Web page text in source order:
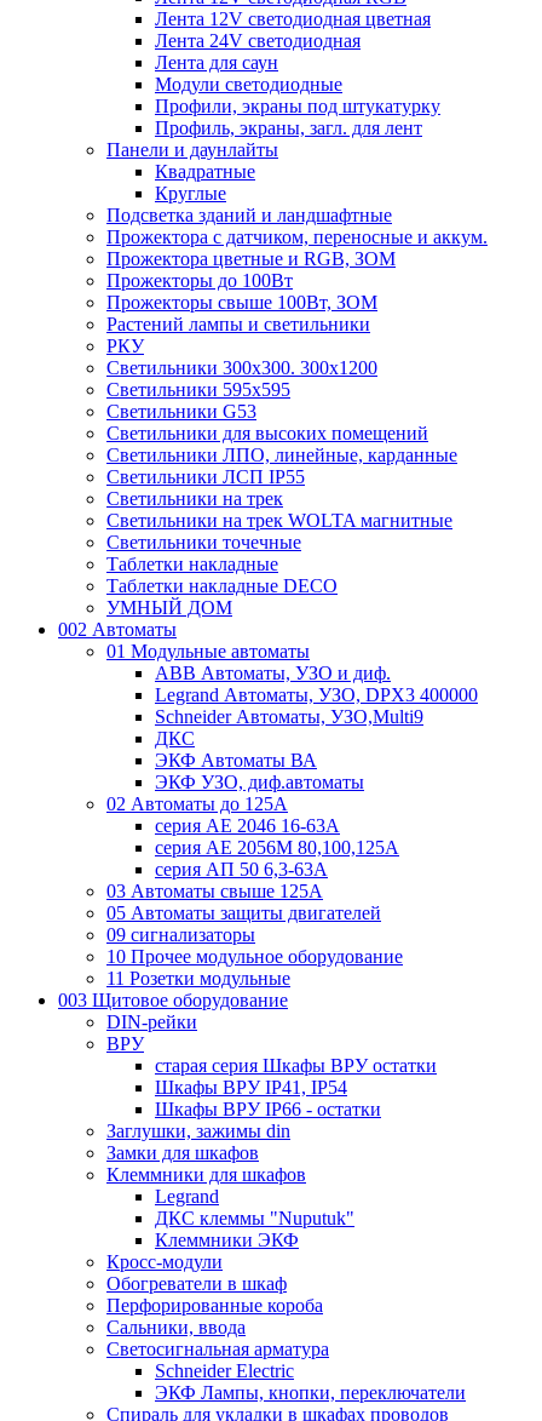
Лента 12V светодиодная цветная
Лента 24V светодиодная
Лента для саун
Модули светодиодные
Профили, экраны под штукатурку
Профиль, экраны, загл. для лент
Панели и даунлайты
Квадратные
Круглые
Подсветка зданий и ландшафтные
Прожектора с датчиком, переносные и аккум.
Прожектора цветные и RGB, ЗОМ
Прожекторы до 100Вт
Прожекторы свыше 100Вт, ЗОМ
Растений лампы и светильники
РКУ
Светильники 300х300. 300х1200
Светильники 595х595
Светильники G53
Светильники для высоких помещений
Светильники ЛПО, линейные, карданные
Светильники ЛСП IP55
Светильники на трек
Светильники на трек WOLTA магнитные
Светильники точечные
Таблетки накладные
Таблетки накладные DECO
УМНЫЙ ДОМ
002 Автоматы
01 Модульные автоматы
ABB Автоматы, УЗО и диф.
Legrand Автоматы, УЗО, DPX3 400000
Schneider Автоматы, УЗО,Multi9
ДКС
ЭКФ Автоматы ВА
ЭКФ УЗО, диф.автоматы
02 Автоматы до 125А
серия АЕ 2046 16-63А
серия АЕ 2056М 80,100,125А
серия АП 50 6,3-63А
03 Автоматы свыше 125А
05 Автоматы защиты двигателей
09 сигнализаторы
10 Прочее модульное оборудование
11 Розетки модульные
003 Щитовое оборудование
DIN-рейки
ВРУ
старая серия Шкафы ВРУ остатки
Шкафы ВРУ IP41, IP54
Шкафы ВРУ IP66 - остатки
Заглушки, зажимы din
Замки для шкафов
Клеммники для шкафов
Legrand
ДКС клеммы "Nuputuk"
Клеммники ЭКФ
Кросс-модули
Обогреватели в шкаф
Перфорированные короба
Сальники, ввода
Светосигнальная арматура
Schneider Electric
ЭКФ Лампы, кнопки, переключатели
Спираль для укладки в шкафах проводов